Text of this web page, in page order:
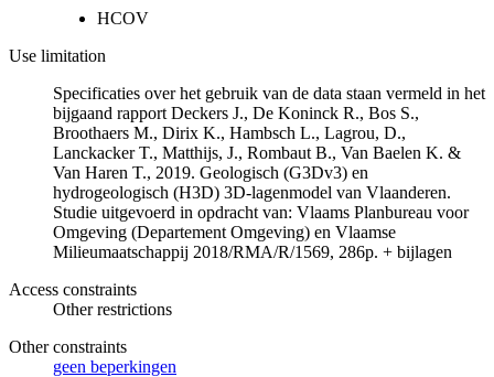
HCOV
Use limitation
Specificaties over het gebruik van de data staan vermeld in het
bijgaand rapport Deckers J., De Koninck R., Bos S.,
Broothaers M., Dirix K., Hambsch L., Lagrou, D.,
Lanckacker T., Matthijs, J., Rombaut B., Van Baelen K. &
Van Haren T., 2019. Geologisch (G3Dv3) en
hydrogeologisch (H3D) 3D-lagenmodel van Vlaanderen.
Studie uitgevoerd in opdracht van: Vlaams Planbureau voor
Omgeving (Departement Omgeving) en Vlaamse
Milieumaatschappij 2018/RMA/R/1569, 286p. + bijlagen
Access constraints
Other restrictions
Other constraints
geen beperkingen